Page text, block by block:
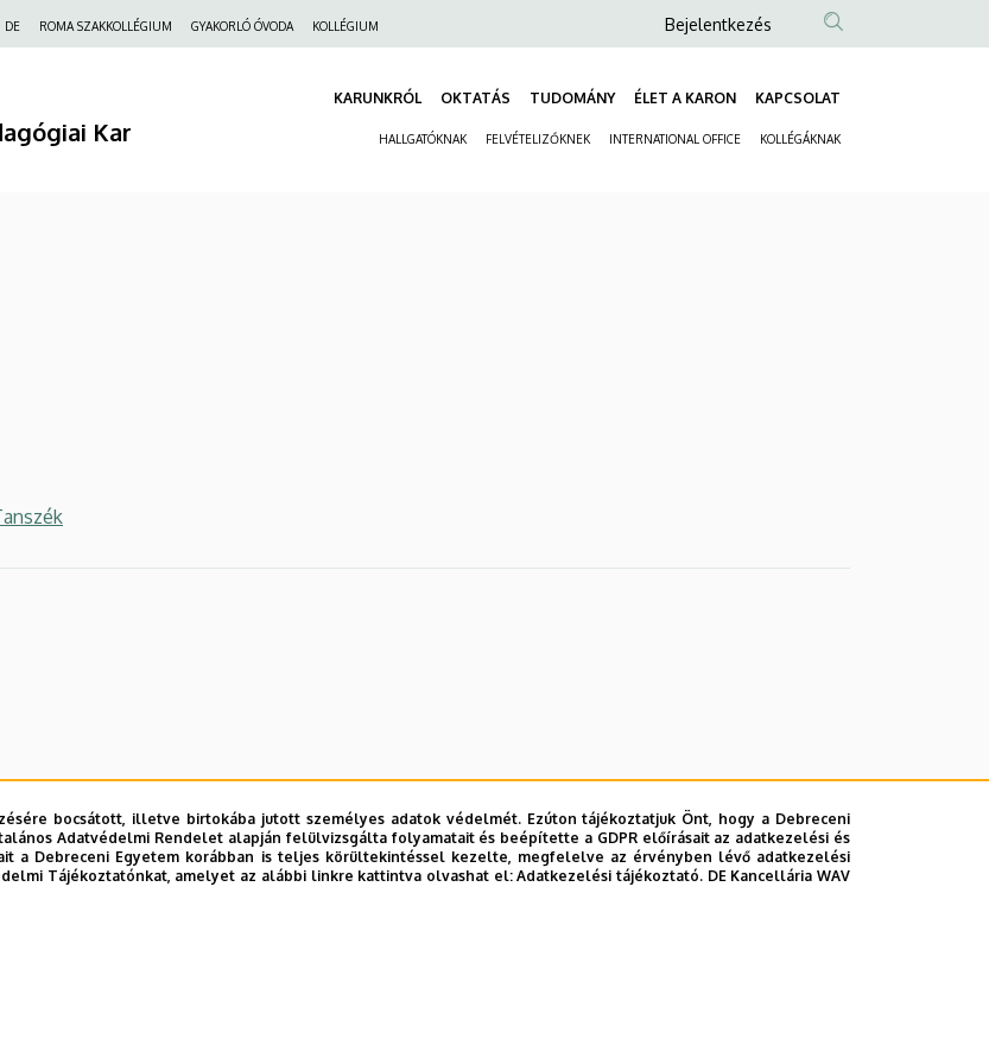
Felső
DE ROMA SZAKKOLLÉGIUM GYAKORLÓ ÓVODA KOLLÉGIUM
Anonim
fiók
Bejelentkezés
Kar
KARUNKRÓL OKTATÁS TUDOMÁNY ÉLET A KARON KAPCSOLAT
HALLGATÓKNAK FELVÉTELIZŐKNEK INTERNATIONAL OFFICE KOLLÉGÁKNAK
bocsátott, illetve birtokába jutott személyes adatok védelmét. Ezúton tájékoztatjuk Önt, hogy a Debreceni
Adatvédelmi Rendelet alapján felülvizsgálta folyamatait és beépítette a GDPR előírásait az adatkezelési és
a Debreceni Egyetem korábban is teljes körültekintéssel kezelte, megfelelve az érvényben lévő adatkezelési
Tájékoztatónkat, amelyet az alábbi linkre kattintva olvashat el:Adatkezelési tájékoztató. DE Kancellária WAV